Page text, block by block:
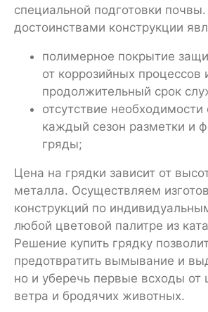
специальной подготовки
достоинствами конструкции
полимерное покрытие
от коррозийных процессов
продолжительный срок
отсутствие
каждый сезон разметки и
гряды;
Цена на грядки зависит от
металла. Осуществляем
конструкций по
любой цветовой палитре из
Решение купить грядку
предотвратить вымывание и
но и уберечь первые всходы от
ветра и бродячих животных.